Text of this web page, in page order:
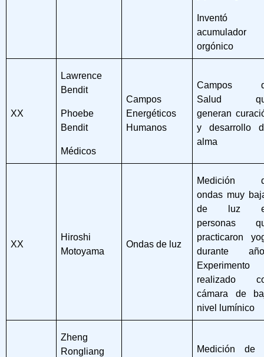
Inventó
acumulador
orgónico
XX
Lawrence
Bendit
Phoebe
Bendit
Médicos
Campos
Energéticos
Humanos
Campos
Salud
generan
y desarrollo
alma
XX
Hiroshi
Motoyama
Ondas de luz
Medición
ondas muy
de luz
personas
practicaron
durante
Experimento
realizado
cámara de
nivel lumínico
Zheng
Rongliang
Medición de